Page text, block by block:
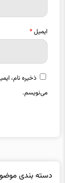
ایمیل*
ذخیره نام،
می‌نویسم.
دسته بندی